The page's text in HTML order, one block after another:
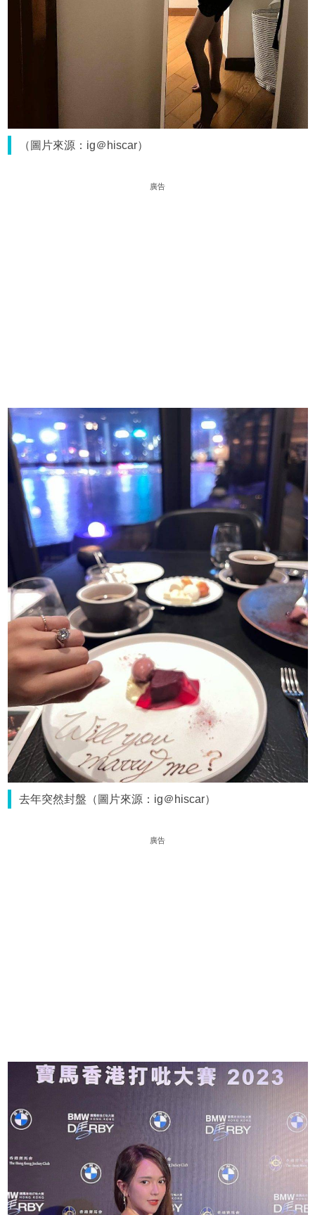
（圖片來源：ig＠hiscar）
廣告
去年突然封盤（圖片來源：ig＠hiscar）
廣告